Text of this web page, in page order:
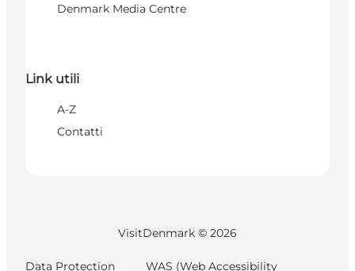
Denmark Media Centre
Link utili
A-Z
Contatti
VisitDenmark © 2026
Data Protection WAS (Web Accessibility